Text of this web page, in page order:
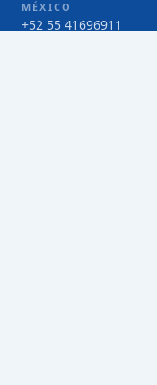
MÉXICO
+52 55 41696911